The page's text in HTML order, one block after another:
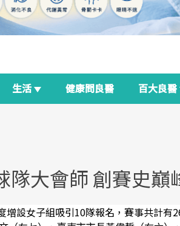
生活 健康問良醫 百大良醫
隊大會師 創賽史巔